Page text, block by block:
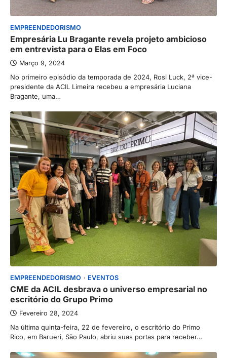
EMPREENDEDORISMO
Empresária Lu Bragante revela projeto ambicioso
em entrevista para o Elas em Foco
Março 9, 2024
No primeiro episódio da temporada de 2024, Rosi Luck, 2ª vice-
presidente da ACIL Limeira recebeu a empresária Luciana
Bragante, uma…
EMPREENDEDORISMO EVENTOS
CME da ACIL desbrava o universo empresarial no
escritório do Grupo Primo
Fevereiro 28, 2024
Na última quinta-feira, 22 de fevereiro, o escritório do Primo
Rico, em Barueri, São Paulo, abriu suas portas para receber…